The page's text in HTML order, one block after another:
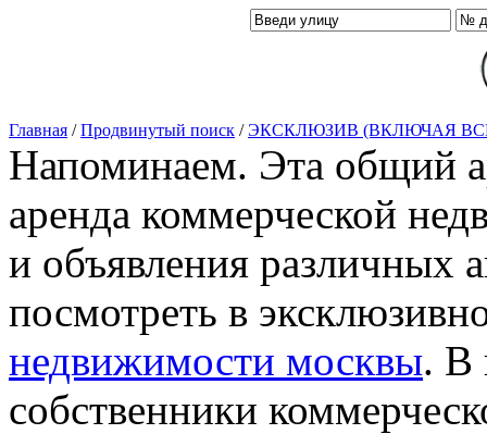
Главная /Продвинутый поиск /ЭКСКЛЮЗИВ (ВКЛЮЧАЯ
Напоминаем. Эта общий
аренда коммерческой
и объявления различных
посмотреть в
недвижимости москвы. В
собственники